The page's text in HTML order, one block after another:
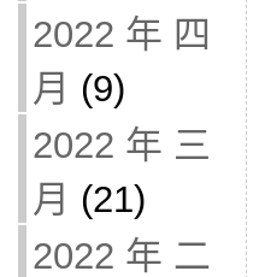
2022 年 四
月 (9)
2022 年 三
月 (21)
2022 年 二